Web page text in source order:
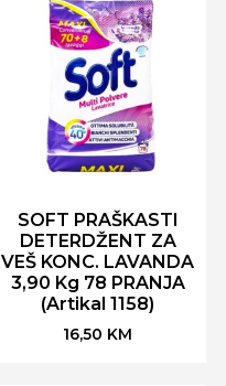
SOFT PRAŠKASTI
DETERDŽENT ZA
VEŠ KONC. LAVANDA
3,90 Kg 78 PRANJA
(Artikal 1158)
16,50 KM